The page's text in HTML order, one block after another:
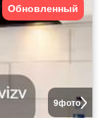
9фото
Обновленный